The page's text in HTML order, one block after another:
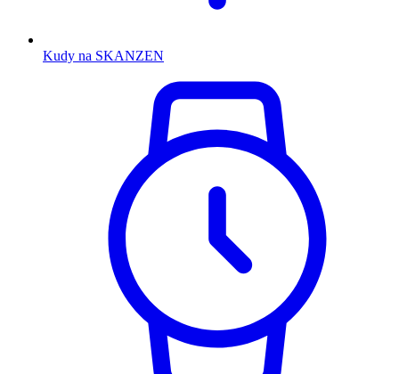
Kudy na SKANZEN